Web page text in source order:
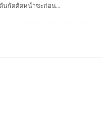
นกัดตัดหน้าซะก่อน...